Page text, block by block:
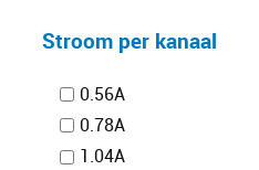
Stroom per kanaal
0.56A
0.78A
1.04A